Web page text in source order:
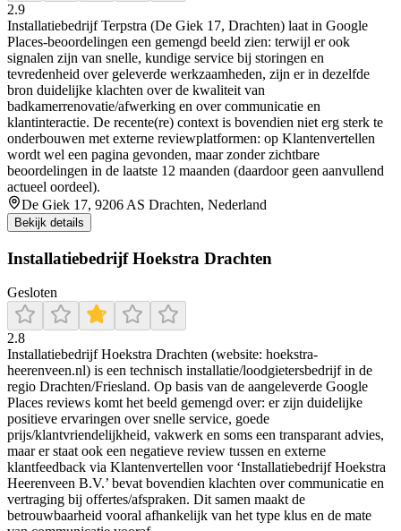
2.9
Installatiebedrijf Terpstra (De Giek 17, Drachten) laat in Google
Places-beoordelingen een gemengd beeld zien: terwijl er ook
signalen zijn van snelle, kundige service bij storingen en
tevredenheid over geleverde werkzaamheden, zijn er in dezelfde
bron duidelijke klachten over de kwaliteit van
badkamerrenovatie/afwerking en over communicatie en
klantinteractie. De recente(re) context is bovendien niet erg sterk te
onderbouwen met externe reviewplatformen: op Klantenvertellen
wordt wel een pagina gevonden, maar zonder zichtbare
beoordelingen in de laatste 12 maanden (daardoor geen aanvullend
actueel oordeel).
De Giek 17, 9206 AS Drachten, Nederland
Bekijk details
Installatiebedrijf Hoekstra Drachten
Gesloten
2.8
Installatiebedrijf Hoekstra Drachten (website: hoekstra-
heerenveen.nl) is een technisch installatie/loodgietersbedrijf in de
regio Drachten/Friesland. Op basis van de aangeleverde Google
Places reviews komt het beeld gemengd over: er zijn duidelijke
positieve ervaringen over snelle service, goede
prijs/klantvriendelijkheid, vakwerk en soms een transparant advies,
maar er staat ook een negatieve review tussen en externe
klantfeedback via Klantenvertellen voor ‘Installatiebedrijf Hoekstra
Heerenveen B.V.’ bevat bovendien klachten over communicatie en
vertraging bij offertes/afspraken. Dit samen maakt de
betrouwbaarheid vooral afhankelijk van het type klus en de mate